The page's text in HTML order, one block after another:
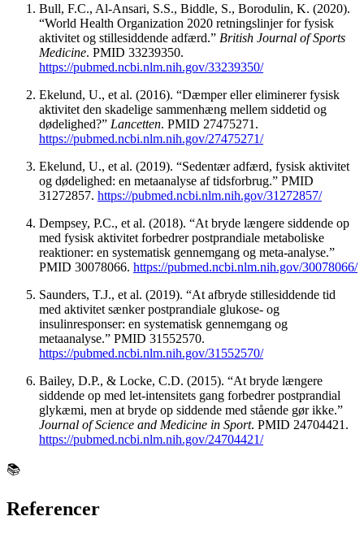
Bull, F.C., Al-Ansari, S.S., Biddle, S., Borodulin, K. (2020).
“World Health Organization 2020 retningslinjer for fysisk
aktivitet og stillesiddende adfærd.” British Journal of Sports
Medicine. PMID 33239350.
https://pubmed.ncbi.nlm.nih.gov/33239350/
Ekelund, U., et al. (2016). “Dæmper eller eliminerer fysisk
aktivitet den skadelige sammenhæng mellem siddetid og
dødelighed?” Lancetten. PMID 27475271.
https://pubmed.ncbi.nlm.nih.gov/27475271/
Ekelund, U., et al. (2019). “Sedentær adfærd, fysisk aktivitet
og dødelighed: en metaanalyse af tidsforbrug.” PMID
31272857. https://pubmed.ncbi.nlm.nih.gov/31272857/
Dempsey, P.C., et al. (2018). “At bryde længere siddende op
med fysisk aktivitet forbedrer postprandiale metaboliske
reaktioner: en systematisk gennemgang og meta-analyse.”
PMID 30078066. https://pubmed.ncbi.nlm.nih.gov/30078066/
Saunders, T.J., et al. (2019). “At afbryde stillesiddende tid
med aktivitet sænker postprandiale glukose- og
insulinresponser: en systematisk gennemgang og
metaanalyse.” PMID 31552570.
https://pubmed.ncbi.nlm.nih.gov/31552570/
Bailey, D.P., & Locke, C.D. (2015). “At bryde længere
siddende op med let-intensitets gang forbedrer postprandial
glykæmi, men at bryde op siddende med stående gør ikke.”
Journal of Science and Medicine in Sport. PMID 24704421.
https://pubmed.ncbi.nlm.nih.gov/24704421/
📚
Referencer